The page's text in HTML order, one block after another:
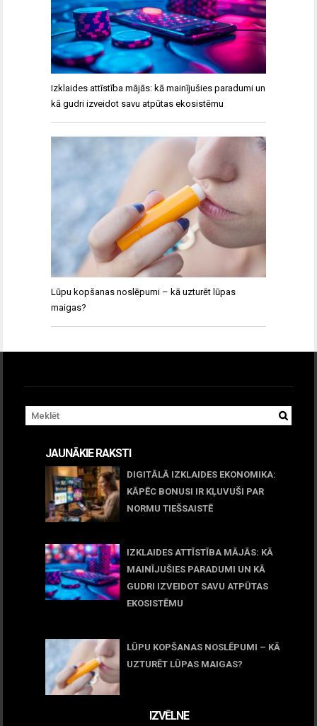
Izklaides attīstība mājās: kā mainījušies paradumi un
kā gudri izveidot savu atpūtas ekosistēmu
Lūpu kopšanas noslēpumi – kā uzturēt lūpas
maigas?
JAUNĀKIE RAKSTI
DIGITĀLĀ IZKLAIDES EKONOMIKA:
KĀPĒC BONUSI IR KĻUVUŠI PAR
NORMU TIEŠSAISTĒ
IZKLAIDES ATTĪSTĪBA MĀJĀS: KĀ
MAINĪJUŠIES PARADUMI UN KĀ
GUDRI IZVEIDOT SAVU ATPŪTAS
EKOSISTĒMU
LŪPU KOPŠANAS NOSLĒPUMI – KĀ
UZTURĒT LŪPAS MAIGAS?
IZVĒLNE